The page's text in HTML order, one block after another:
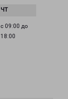
с 09:00 до
18:00